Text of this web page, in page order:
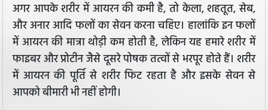
अगर आपके शरीर में आयरन की कमी है, तो केला, शहतूत, सेब,
और अनार आदि फलों का सेवन करना चहिए। हालांकि इन फलों
में आयरन की मात्रा थोड़ी कम होती है, लेकिन यह हमारे शरीर में
फाइबर और प्रोटीन जैसे दूसरे पोषक तत्वों से भरपूर होते हैं। शरीर
में आयरन की पूर्ति से शरीर फिट रहता है और इसके सेवन से
आपको बीमारी भी नहीं होगी।